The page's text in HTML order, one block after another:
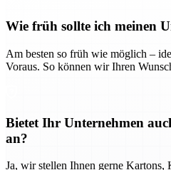
Wie früh sollte ich meinen
Am besten so früh wie möglich –
Voraus. So können wir Ihren
Bietet Ihr Unternehmen
an?
Ja, wir stellen Ihnen gerne Kartons,